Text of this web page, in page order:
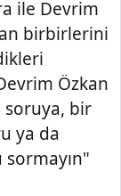
ile Devrim
birbirlerini
Özkan
soruya, bir
ya da
sormayın"